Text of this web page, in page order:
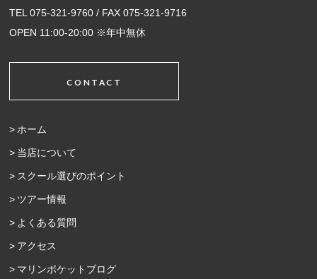
TEL 075-321-9760 / FAX 075-321-9716
OPEN 11:00-20:00 ※年中無休
CONTACT
ホーム
当店について
スクール選びのポイント
ツアー情報
よくある質問
アクセス
マリンポケットブログ